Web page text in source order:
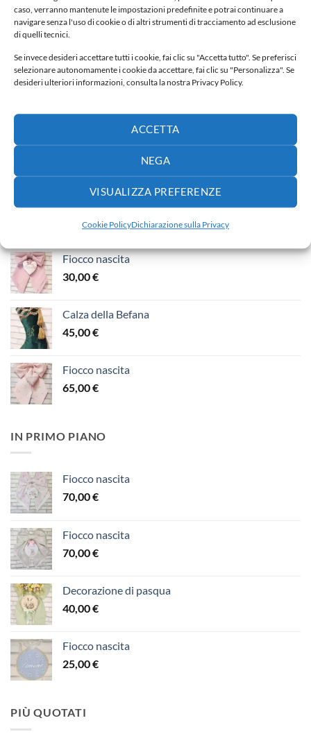
caso, verranno mantenute le impostazioni predefinite e potrai continuare a
navigare senza l'uso di cookie o di altri strumenti di tracciamento ad esclusione
di quelli tecnici.
Se invece desideri accettare tutti i cookie, fai clic su "Accetta tutto". Se preferisci
selezionare autonomamente i cookie da accettare, fai clic su "Personalizza". Se
desideri ulteriori informazioni, consulta la nostra Privacy Policy.
ACCETTA
NEGA
VISUALIZZA PREFERENZE
Cookie PolicyDichiarazione sulla Privacy
Fiocco nascita
30,00€
65,00€
3,50€
Fiocco nascita
30,00€
Calza della Befana
45,00€
Fiocco nascita
65,00€
IN PRIMO PIANO
Fiocco nascita
70,00€
Fiocco nascita
70,00€
Decorazione di pasqua
40,00€
Fiocco nascita
25,00€
PIÙ QUOTATI